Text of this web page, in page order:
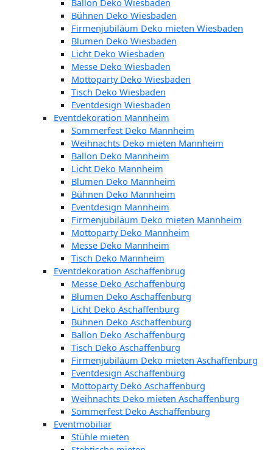
Bühnen Deko Wiesbaden
Firmenjubiläum Deko mieten Wiesbaden
Blumen Deko Wiesbaden
Licht Deko Wiesbaden
Messe Deko Wiesbaden
Mottoparty Deko Wiesbaden
Tisch Deko Wiesbaden
Eventdesign Wiesbaden
Eventdekoration Mannheim
Sommerfest Deko Mannheim
Weihnachts Deko mieten Mannheim
Ballon Deko Mannheim
Licht Deko Mannheim
Blumen Deko Mannheim
Bühnen Deko Mannheim
Eventdesign Mannheim
Firmenjubiläum Deko mieten Mannheim
Mottoparty Deko Mannheim
Messe Deko Mannheim
Tisch Deko Mannheim
Eventdekoration Aschaffenbrug
Messe Deko Aschaffenburg
Blumen Deko Aschaffenburg
Licht Deko Aschaffenburg
Bühnen Deko Aschaffenburg
Ballon Deko Aschaffenburg
Tisch Deko Aschaffenburg
Firmenjubiläum Deko mieten Aschaffenburg
Eventdesign Aschaffenburg
Mottoparty Deko Aschaffenburg
Weihnachts Deko mieten Aschaffenburg
Sommerfest Deko Aschaffenburg
Eventmobiliar
Stühle mieten